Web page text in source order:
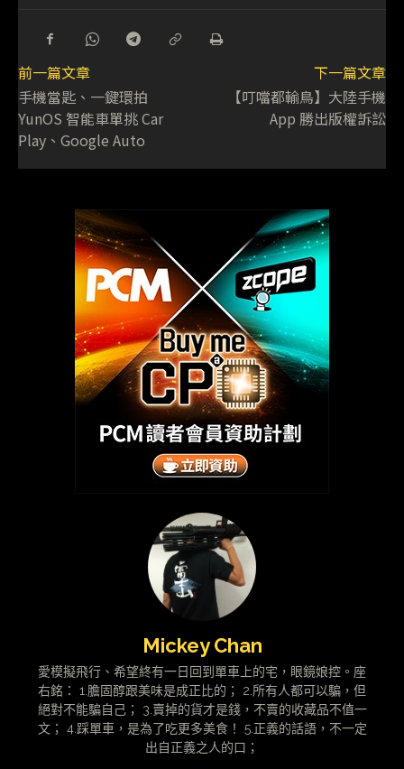
前一篇文章
手機當匙、一鍵環拍
YunOS 智能車單挑 Car
Play、Google Auto
下一篇文章
【叮噹都輸鳥】大陸手機
App 勝出版權訴訟
Mickey Chan
愛模擬飛行、希望終有一日回到單車上的宅，眼鏡娘控。座
右銘： 1.膽固醇跟美味是成正比的； 2.所有人都可以騙，但
絕對不能騙自己； 3.賣掉的貨才是錢，不賣的收藏品不值一
文； 4.踩單車，是為了吃更多美食！ 5.正義的話語，不一定
出自正義之人的口；